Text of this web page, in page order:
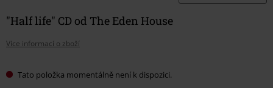
"Half life" CD od The Eden House
Více informací o zboží
Tato položka momentálně není k dispozici.